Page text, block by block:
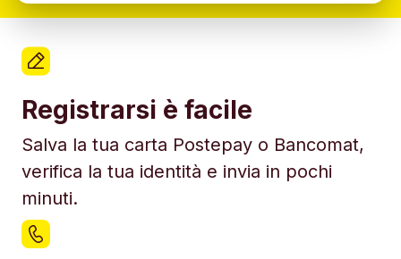
Registrarsi è facile
Salva la tua carta Postepay o Bancomat,
verifica la tua identità e invia in pochi
minuti.